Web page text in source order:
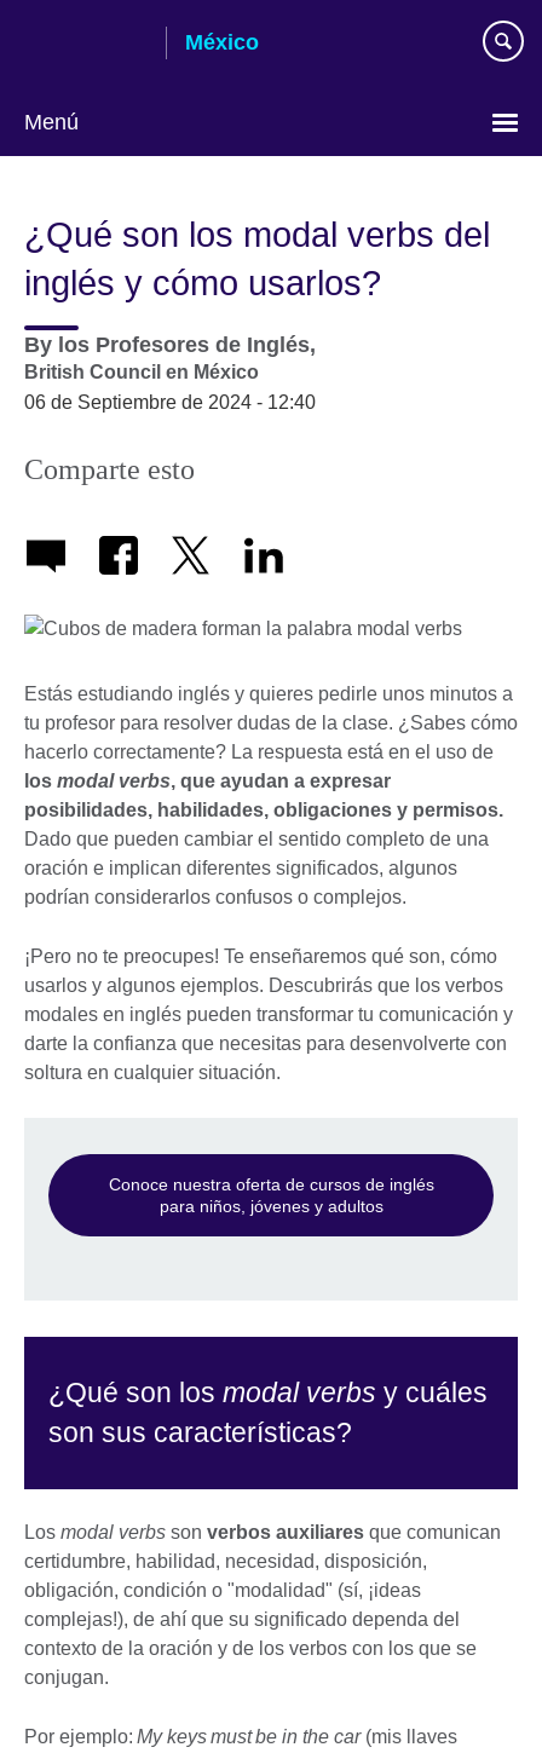
México
Menú
language
¿Qué son los modal verbs del
inglés y cómo usarlos?
By los Profesores de Inglés,
British Council en México
06 de Septiembre de 2024 - 12:40
Comparte esto
Estás estudiando inglés y quieres pedirle unos minutos a
tu profesor para resolver dudas de la clase. ¿Sabes cómo
hacerlo correctamente? La respuesta está en el uso de
los modal verbs, que ayudan a expresar
posibilidades, habilidades, obligaciones y permisos.
Dado que pueden cambiar el sentido completo de una
oración e implican diferentes significados, algunos
podrían considerarlos confusos o complejos.
¡Pero no te preocupes! Te enseñaremos qué son, cómo
usarlos y algunos ejemplos. Descubrirás que los verbos
modales en inglés pueden transformar tu comunicación y
darte la confianza que necesitas para desenvolverte con
soltura en cualquier situación.
Conoce nuestra oferta de cursos de inglés
para niños, jóvenes y adultos
¿Qué son los modal verbs y cuáles
son sus características?
Los modal verbs son verbos auxiliares que comunican
certidumbre, habilidad, necesidad, disposición,
obligación, condición o "modalidad" (sí, ¡ideas
complejas!), de ahí que su significado dependa del
contexto de la oración y de los verbos con los que se
conjugan.
Por ejemplo: My keys must be in the car(mis llaves